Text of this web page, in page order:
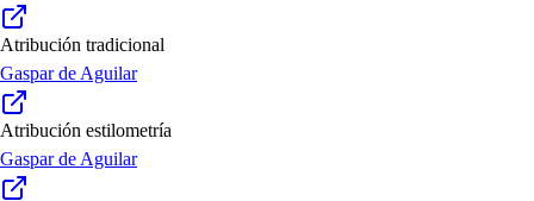
Atribución tradicional
Gaspar de Aguilar
Atribución estilometría
Gaspar de Aguilar